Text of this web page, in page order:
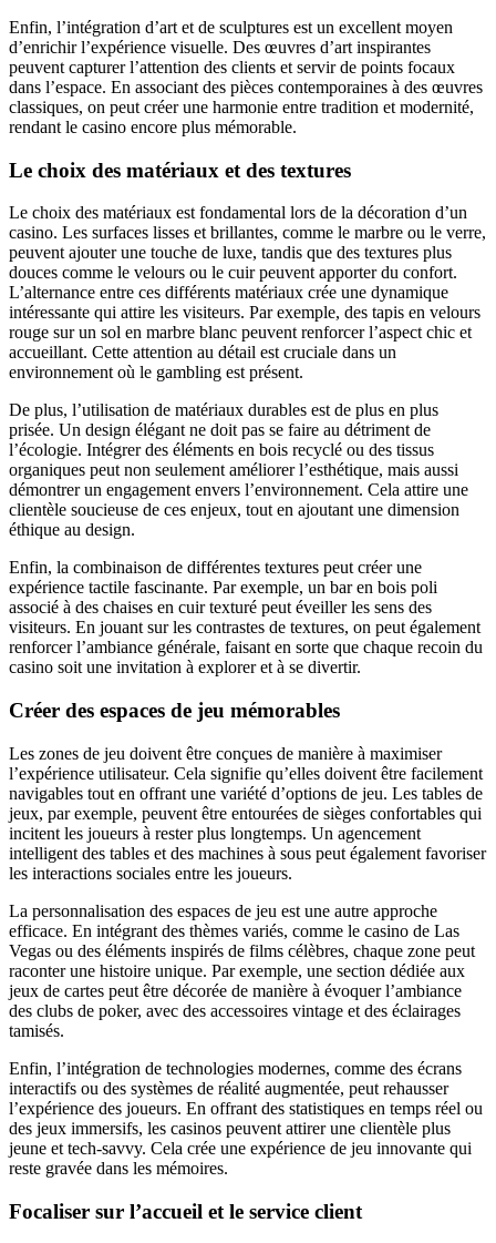
Enfin, l’intégration d’art et de sculptures est un excellent moyen
d’enrichir l’expérience visuelle. Des œuvres d’art inspirantes
peuvent capturer l’attention des clients et servir de points focaux
dans l’espace. En associant des pièces contemporaines à des œuvres
classiques, on peut créer une harmonie entre tradition et modernité,
rendant le casino encore plus mémorable.
Le choix des matériaux et des textures
Le choix des matériaux est fondamental lors de la décoration d’un
casino. Les surfaces lisses et brillantes, comme le marbre ou le verre,
peuvent ajouter une touche de luxe, tandis que des textures plus
douces comme le velours ou le cuir peuvent apporter du confort.
L’alternance entre ces différents matériaux crée une dynamique
intéressante qui attire les visiteurs. Par exemple, des tapis en velours
rouge sur un sol en marbre blanc peuvent renforcer l’aspect chic et
accueillant. Cette attention au détail est cruciale dans un
environnement où le gambling est présent.
De plus, l’utilisation de matériaux durables est de plus en plus
prisée. Un design élégant ne doit pas se faire au détriment de
l’écologie. Intégrer des éléments en bois recyclé ou des tissus
organiques peut non seulement améliorer l’esthétique, mais aussi
démontrer un engagement envers l’environnement. Cela attire une
clientèle soucieuse de ces enjeux, tout en ajoutant une dimension
éthique au design.
Enfin, la combinaison de différentes textures peut créer une
expérience tactile fascinante. Par exemple, un bar en bois poli
associé à des chaises en cuir texturé peut éveiller les sens des
visiteurs. En jouant sur les contrastes de textures, on peut également
renforcer l’ambiance générale, faisant en sorte que chaque recoin du
casino soit une invitation à explorer et à se divertir.
Créer des espaces de jeu mémorables
Les zones de jeu doivent être conçues de manière à maximiser
l’expérience utilisateur. Cela signifie qu’elles doivent être facilement
navigables tout en offrant une variété d’options de jeu. Les tables de
jeux, par exemple, peuvent être entourées de sièges confortables qui
incitent les joueurs à rester plus longtemps. Un agencement
intelligent des tables et des machines à sous peut également favoriser
les interactions sociales entre les joueurs.
La personnalisation des espaces de jeu est une autre approche
efficace. En intégrant des thèmes variés, comme le casino de Las
Vegas ou des éléments inspirés de films célèbres, chaque zone peut
raconter une histoire unique. Par exemple, une section dédiée aux
jeux de cartes peut être décorée de manière à évoquer l’ambiance
des clubs de poker, avec des accessoires vintage et des éclairages
tamisés.
Enfin, l’intégration de technologies modernes, comme des écrans
interactifs ou des systèmes de réalité augmentée, peut rehausser
l’expérience des joueurs. En offrant des statistiques en temps réel ou
des jeux immersifs, les casinos peuvent attirer une clientèle plus
jeune et tech-savvy. Cela crée une expérience de jeu innovante qui
reste gravée dans les mémoires.
Focaliser sur l’accueil et le service client